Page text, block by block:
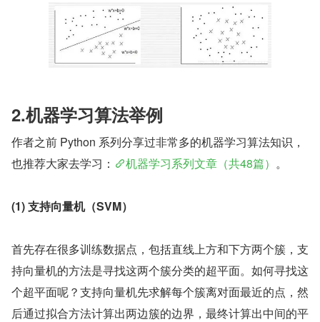
2.机器学习算法举例
作者之前 Python 系列分享过非常多的机器学习算法知识，
也推荐大家去学习：
机器学习系列文章（共48篇） 。
(1) 支持向量机（SVM）
首先存在很多训练数据点，包括直线上方和下方两个簇，支
持向量机的方法是寻找这两个簇分类的超平面。如何寻找这
个超平面呢？支持向量机先求解每个簇离对面最近的点，然
后通过拟合方法计算出两边簇的边界，最终计算出中间的平